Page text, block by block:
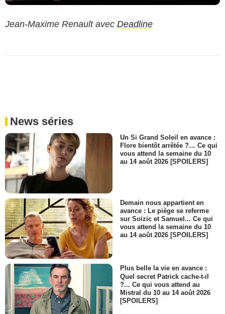
Jean-Maxime Renault avec Deadline
News séries
Un Si Grand Soleil en avance :
Flore bientôt arrêtée ?… Ce qui
vous attend la semaine du 10
au 14 août 2026 [SPOILERS]
Demain nous appartient en
avance : Le piège se referme
sur Soizic et Samuel... Ce qui
vous attend la semaine du 10
au 14 août 2026 [SPOILERS]
Plus belle la vie en avance :
Quel secret Patrick cache-t-il
?... Ce qui vous attend au
Mistral du 10 au 14 août 2026
[SPOILERS]